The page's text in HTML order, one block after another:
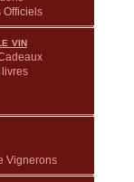
Officiels
vin
livres
Vignerons